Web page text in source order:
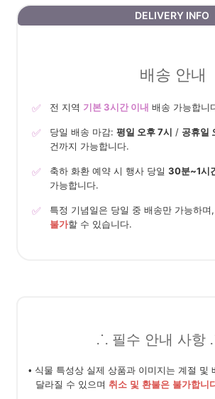
DELIVERY INFO
배송 안내
✅ 전 지역 기본 3시간 이내 배송 가능합니
✅ 당일 배송 마감: 평일 오후 7시 / 공휴일
건까지 가능합니다.
✅ 축하 화환 예약 시 행사 당일 30분~1시
가능합니다.
✅ 특정 기념일은 당일 중 배송만 가능하며,
불가할 수 있습니다.
⸫ 필수 안내 사항
• 식물 특성상 실제 상품과 이미지는 계절 및
달라질 수 있으며 취소 및 환불은 불가합니